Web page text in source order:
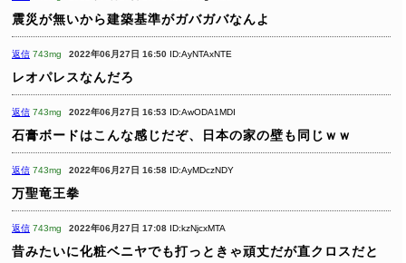
震災が無いから建築基準がガバガバなんよ
返信 743mg 2022年06月27日 16:50 ID:AyNTAxNTE
レオパレスなんだろ
返信 743mg 2022年06月27日 16:53 ID:AwODA1MDI
石膏ボードはこんな感じだぞ、日本の家の壁も同じｗｗ
返信 743mg 2022年06月27日 16:58 ID:AyMDczNDY
万聖竜王拳
返信 743mg 2022年06月27日 17:08 ID:kzNjcxMTA
昔みたいに化粧ベニヤでも打っときゃ頑丈だが直クロスだと